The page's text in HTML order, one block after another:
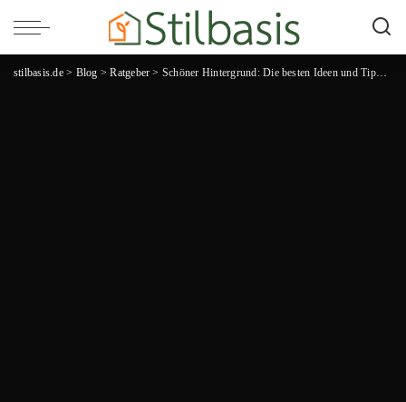
stilbasis.de> Blog >Ratgeber > Schöner Hintergrund: Die besten Ideen und Tipps für beeindruckende Bilder